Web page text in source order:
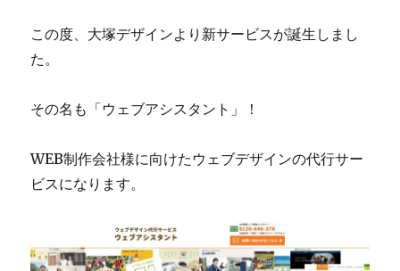
この度、大塚デザインより新サービスが誕生しまし
た。
その名も「ウェブアシスタント」！
WEB制作会社様に向けたウェブデザインの代行サー
ビスになります。